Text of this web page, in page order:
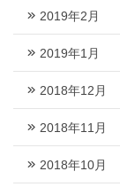
2019年2月
2019年1月
2018年12月
2018年11月
2018年10月